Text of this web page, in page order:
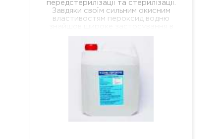
передстерилізації та стерилізації.
Завдяки своїм сильним окисним
властивостям пероксид водню
використовується, наприклад, як…